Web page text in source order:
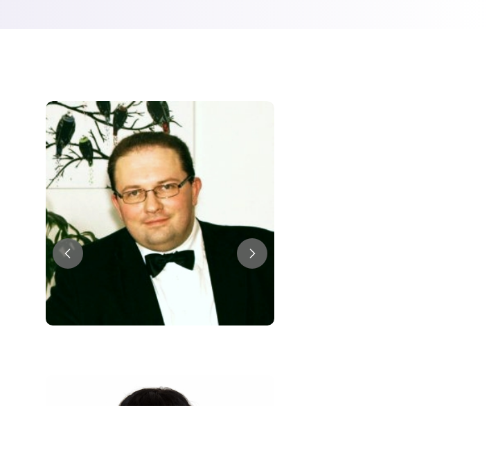
Klavier / Piano / Flügel
Klavier / Piano / Flügel